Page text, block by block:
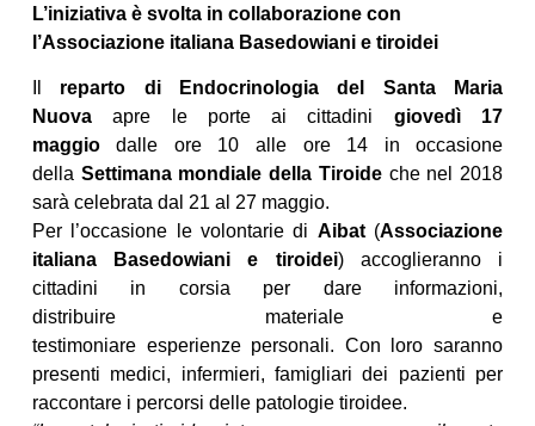
L’iniziativa è svolta in collaborazione con
l’Associazione italiana Basedowiani e tiroidei
reparto di Endocrinologia del Santa Maria
Nuovaapre le porte ai cittadini giovedì 17
maggiodalle ore 10 alle ore 14 in occasione
della Settimana mondiale della Tiroideche nel 2018
sarà celebrata dal 21 al 27 maggio.
Per l’occasione le volontarie di Aibat(Associazione
italiana Basedowiani e tiroidei) accoglieranno i
cittadini in corsia per dare informazioni,
distribuire materiale e
testimoniare esperienze personali. Con loro saranno
presenti medici, infermieri, famigliari dei pazienti per
raccontare i percorsi delle patologie tiroidee.